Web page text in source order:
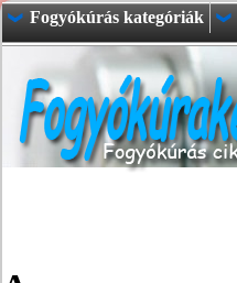
Fogyókúrás kategóriák